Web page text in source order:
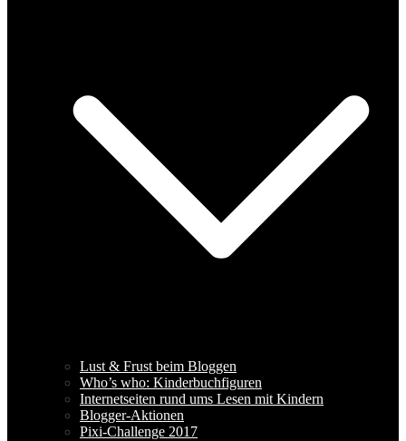
Lust & Frust beim Bloggen
Who’s who: Kinderbuchfiguren
Internetseiten rund ums Lesen mit Kindern
Blogger-Aktionen
Pixi-Challenge 2017